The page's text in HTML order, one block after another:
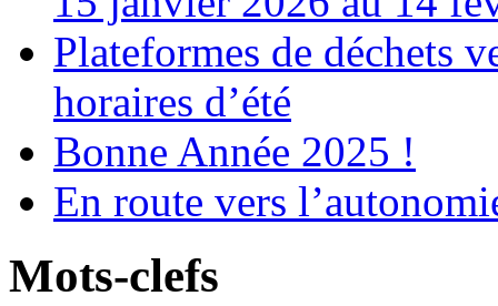
Plateformes de déchets
horaires d’été
Bonne Année 2025 !
En route vers
Mots-clefs